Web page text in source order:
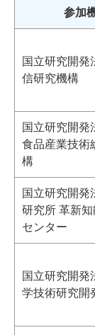
参加
国立研究開発
信研究機構
国立研究開発
食品産業技術
構
国立研究開発
研究所 革新
センター
国立研究開発
学技術研究開